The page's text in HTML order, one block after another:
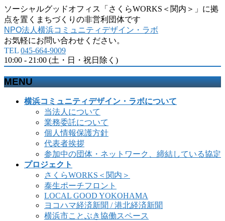
ソーシャルグッドオフィス「さくらWORKS＜関内＞」に拠
点を置くまちづくりの非営利団体です
NPO法人横浜コミュニティデザイン・ラボ
お気軽にお問い合わせください。
TEL 045-664-9009
10:00 - 21:00 (土・日・祝日除く)
MENU
横浜コミュニティデザイン・ラボについて
当法人について
業務委託について
個人情報保護方針
代表者挨拶
参加中の団体・ネットワーク、締結している協定
プロジェクト
さくらWORKS＜関内＞
泰生ポーチフロント
LOCAL GOOD YOKOHAMA
ヨコハマ経済新聞 / 港北経済新聞
横浜市ことぶき協働スペース